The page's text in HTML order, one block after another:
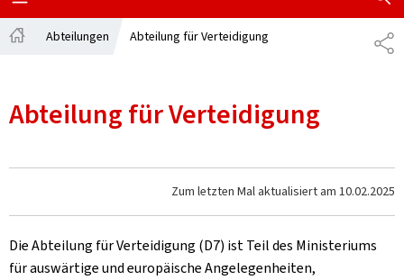
MENÜ
HAUPT-
Abteilungen Abteilung für Verteidigung
Abteilung für Verteidigung
Zum letzten Mal aktualisiert am 10.02.2025
Die Abteilung für Verteidigung (D7) ist Teil des Ministeriums
für auswärtige und europäische Angelegenheiten,